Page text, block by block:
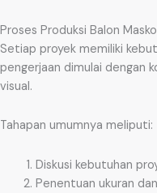
Proses Produksi Balon
Setiap proyek memiliki
pengerjaan dimulai dengan
visual.
Tahapan umumnya meliputi:
Diskusi kebutuhan
Penentuan ukuran